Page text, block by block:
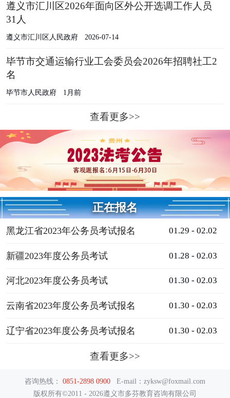
遵义市汇川区2026年面向区外公开选调工作人员
31人
遵义市汇川区人民政府 2026-07-14
毕节市交通运输行业工会委员会2026年招聘社工2
名
毕节市人民政府 1月前
查看更多>>
正在报名
黑龙江省2023年公务员考试报名 01.29 - 02.02
新疆2023年度公务员考试 01.28 - 02.03
河北2023年度公务员考试 01.30 - 02.03
云南省2023年度公务员考试报名 01.30 - 02.03
辽宁省2023年度公务员考试报名 01.30 - 02.03
查看更多>>
咨询热线：0851-2898 0900
E-mail：zyksw@foxmail.com
版权所有©2011 - 2026遵义市多芬教育咨询有限公司